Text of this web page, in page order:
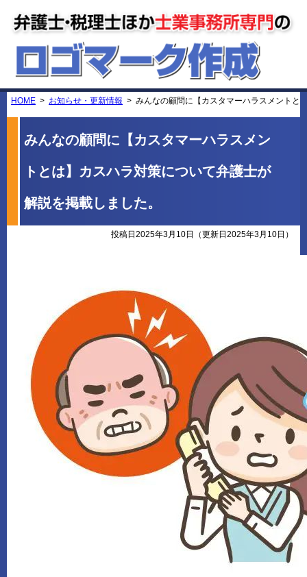
HOME お知らせ・更新情報 みんなの顧問に【カスタマーハラスメントと
みんなの顧問に【カスタマーハラスメン
トとは】カスハラ対策について弁護士が
解説を掲載しました。
投稿日2025年3月10日 （更新日2025年3月10日）